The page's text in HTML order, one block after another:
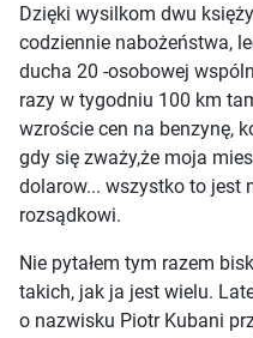
Dzięki wysilkom dwu
codziennie nabożeństwa,
ducha 20 -osobowej
razy w tygodniu 100 km
wzroście cen na benzynę,
gdy się zważy,że moja
dolarow... wszystko to jest
rozsądkowi.
Nie pytałem tym razem
takich, jak ja jest wielu.
o nazwisku Piotr Kubani